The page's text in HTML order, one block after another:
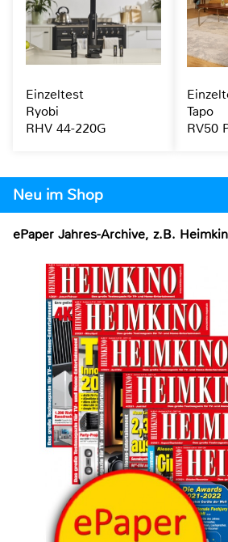
Neu im Shop
ePaper Jahres-Archive, z.B.
Einzeltest
Ryobi
RHV 44-220G
Tapo
RV50